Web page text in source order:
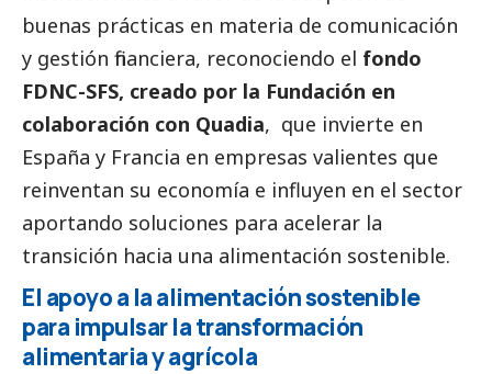
buenas prácticas en materia de comunicación
y gestión financiera, reconociendo el fondo
FDNC-SFS, creado por la Fundación en
colaboración con Quadia, que invierte en
España y Francia en empresas valientes que
reinventan su economía e influyen en el sector
aportando soluciones para acelerar la
transición hacia una alimentación sostenible.
El apoyo a la alimentación sostenible
para impulsar la transformación
alimentaria y agrícola